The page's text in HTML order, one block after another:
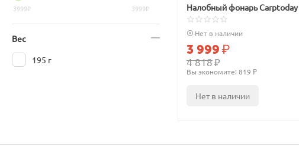
Налобный фонарь Carptoday
Нет в наличии
4 818₽
3 999₽
Вы экономите: 819 ₽
Нет в наличии
3999₽ 3999₽
Вес
195 г